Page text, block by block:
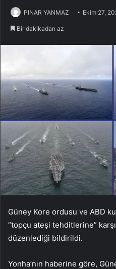
PINAR YANMAZ Ekim 27,
Bir dakikadan az
Güney Kore ordusu ve ABD
“topçu ateşi tehditlerine”
düzenlediği bildirildi.
Yonha’nın haberine göre,